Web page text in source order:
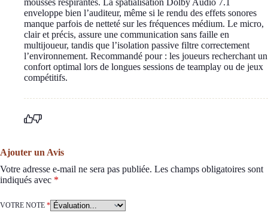
mousses respirantes. La spatialisation Dolby Audio 7.1
enveloppe bien l’auditeur, même si le rendu des effets sonores
manque parfois de netteté sur les fréquences médium. Le micro,
clair et précis, assure une communication sans faille en
multijoueur, tandis que l’isolation passive filtre correctement
l’environnement. Recommandé pour : les joueurs recherchant un
confort optimal lors de longues sessions de teamplay ou de jeux
compétitifs.
Ajouter un Avis
Votre adresse e-mail ne sera pas publiée. Les champs obligatoires sont
indiqués avec *
VOTRE NOTE *